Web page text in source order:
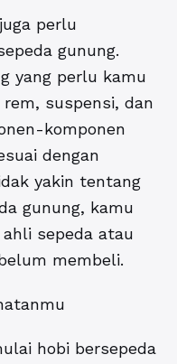
perlu
gunung.
yang perlu kamu
suspensi, dan
komponen
dengan
yakin tentang
gunung, kamu
sepeda atau
membeli.
hobi bersepeda